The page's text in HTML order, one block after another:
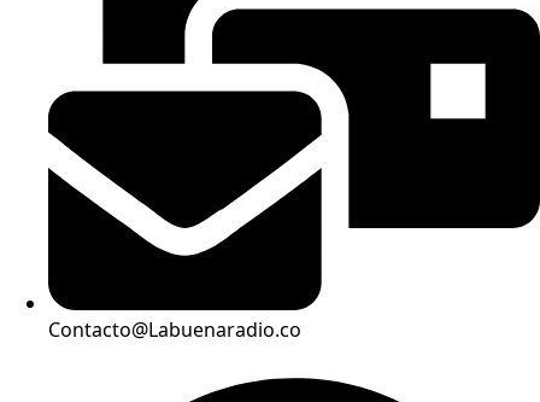
Contacto@Labuenaradio.co